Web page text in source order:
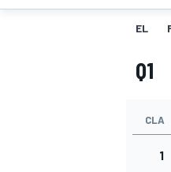
WRC
EL
Q1
CLA
1